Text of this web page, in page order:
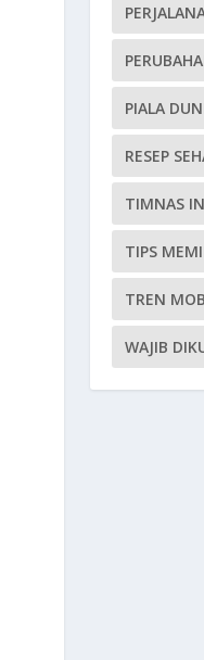
PIALA
RESEP
TIMNAS
TIPS
TREN
WAJIB